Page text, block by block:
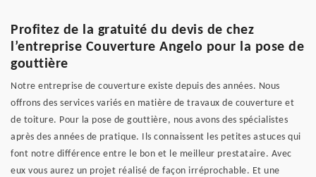
Profitez de la gratuité du devis de chez
l’entreprise Couverture Angelo pour la pose de
gouttière
Notre entreprise de couverture existe depuis des années. Nous
offrons des services variés en matière de travaux de couverture et
de toiture. Pour la pose de gouttière, nous avons des spécialistes
après des années de pratique. Ils connaissent les petites astuces qui
font notre différence entre le bon et le meilleur prestataire. Avec
eux vous aurez un projet réalisé de façon irréprochable. Et une